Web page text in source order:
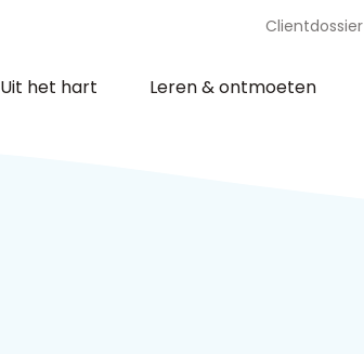
Clientdossier
Uit het hart Leren & ontmoeten